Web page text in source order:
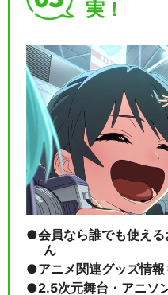
実！
会員なら誰でも使え
ん
アニメ関連グッズ情
2.5次元舞台・アニソ